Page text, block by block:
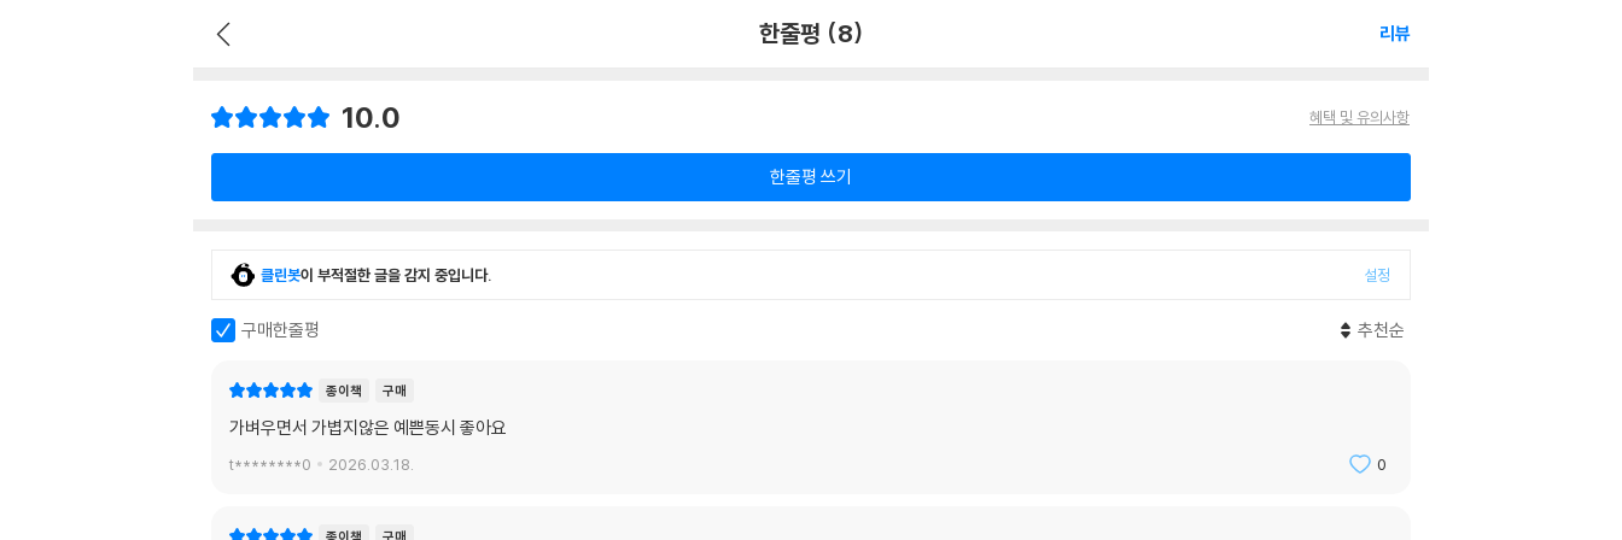
한줄평 (8) 리뷰
10.0 혜택 및 유의사항
한줄평 쓰기
클린봇이 부적절한 글을 감지 중입니다. 설정
구매한줄평 추천순
종이책 구매
가벼우면서 가볍지않은 예쁜동시 좋아요
t********0 2026.03.18. 0
종이책 구매